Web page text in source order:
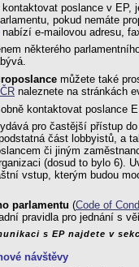
poslance v
pokud nemáte
nabízí e-mailovou adresu,
některého
můžete také
naleznete na stránkách
kontaktovat poslance
pro častější přístup
část lobbyistů, a
či jiným
(dosud to bylo 6).
vstup, kterým budou
parlamentu (Code of
pravidla pro jednání s
s EP najdete v
návštěvy